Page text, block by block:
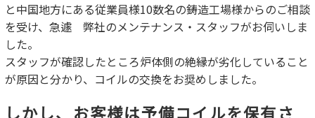
と中国地方にある従業員様10数名の鋳造工場様からのご相談
を受け、急遽 弊社のメンテナンス・スタッフがお伺いしま
した。
スタッフが確認したところ炉体側の絶縁が劣化していること
が原因と分かり、コイルの交換をお奨めしました。
しかし、お客様は予備コイルを保有さ